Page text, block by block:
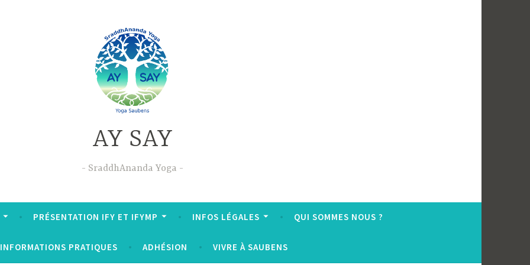
AY SAY
SraddhAnanda Yoga
PRÉSENTATION IFY ET IFYMP INFOS LÉGALES QUI SOMMES NOUS ?
INFORMATIONS PRATIQUES ADHÉSION VIVRE À SAUBENS